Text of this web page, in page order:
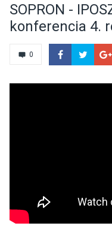
SOPRON -
konferencia 4.
0